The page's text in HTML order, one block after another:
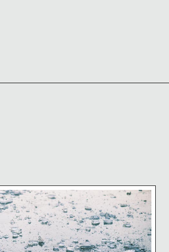
Eisscherben auf gefrorenem See